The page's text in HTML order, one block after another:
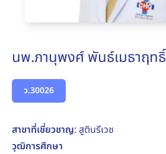
นพ.ภานุพงศ์ พันธ์เมธาฤทธิ์
ว.30026
สาขาที่เชี่ยวชาญ: สูตินรีเวช
วุฒิการศึกษา